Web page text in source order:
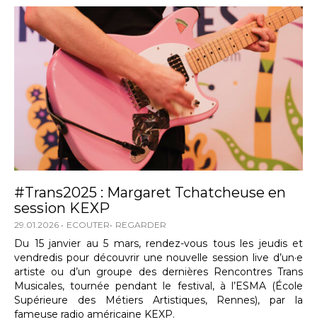
#Trans2025 : Margaret Tchatcheuse en
session KEXP
29.01.2026 ECOUTER REGARDER
Du 15 janvier au 5 mars, rendez-vous tous les jeudis et
vendredis pour découvrir une nouvelle session live d’un·e
artiste ou d’un groupe des dernières Rencontres Trans
Musicales, tournée pendant le festival, à l’ESMA (École
Supérieure des Métiers Artistiques, Rennes), par la
fameuse radio américaine KEXP.